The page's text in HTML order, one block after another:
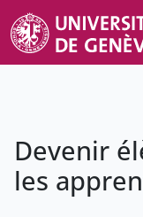
Devenir
les